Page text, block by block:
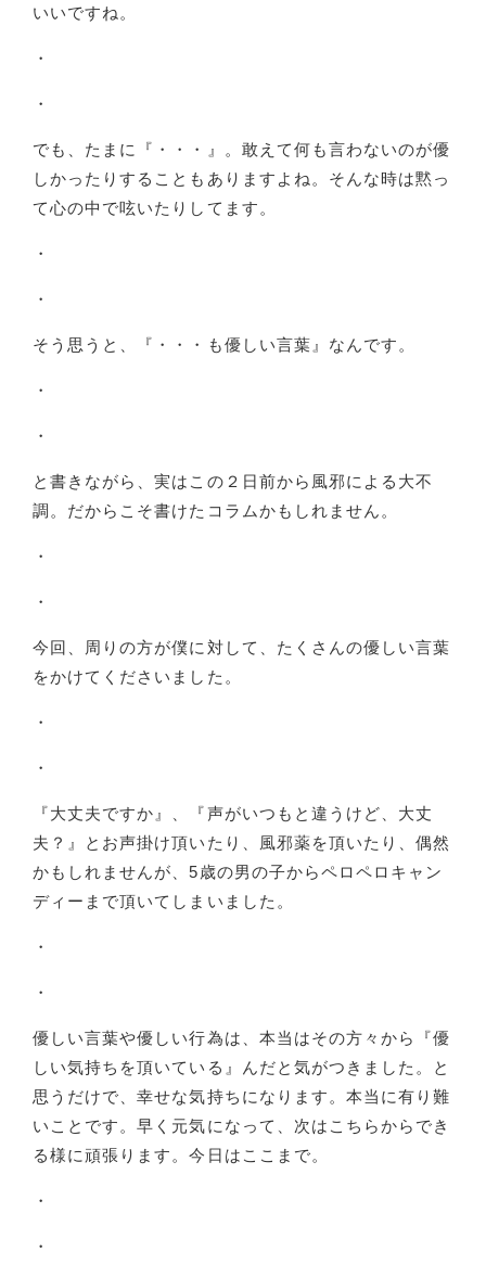
いいですね。
・
・
でも、たまに『・・・』。敢えて何も言わないのが優
しかったりすることもありますよね。そんな時は黙っ
て心の中で呟いたりしてます。
・
・
そう思うと、『・・・も優しい言葉』なんです。
・
・
と書きながら、実はこの２日前から風邪による大不
調。だからこそ書けたコラムかもしれません。
・
・
今回、周りの方が僕に対して、たくさんの優しい言葉
をかけてくださいました。
・
・
『大丈夫ですか』、『声がいつもと違うけど、大丈
夫？』とお声掛け頂いたり、風邪薬を頂いたり、偶然
かもしれませんが、5歳の男の子からペロペロキャン
ディーまで頂いてしまいました。
・
・
優しい言葉や優しい行為は、本当はその方々から『優
しい気持ちを頂いている』んだと気がつきました。と
思うだけで、幸せな気持ちになります。本当に有り難
いことです。早く元気になって、次はこちらからでき
る様に頑張ります。今日はここまで。
・
・